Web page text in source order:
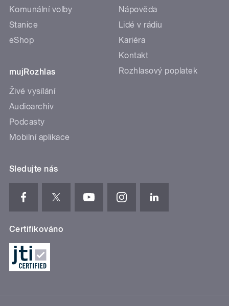
Komunální volby
Stanice
eShop
mujRozhlas
Živé vysílání
Audioarchiv
Podcasty
Mobilní aplikace
Nápověda
Lidé v rádiu
Kariéra
Kontakt
Rozhlasový poplatek
Sledujte nás
Certifikováno